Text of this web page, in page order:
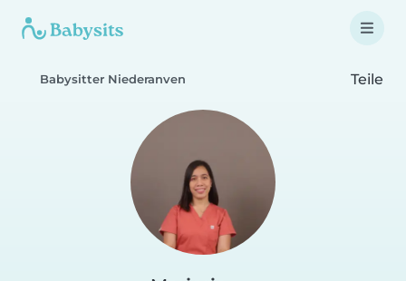
Babysitter Niederanven Teile